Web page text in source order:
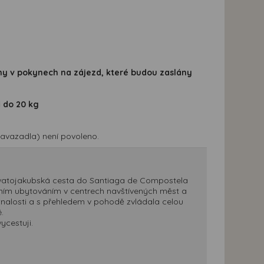
v pokynech na zájezd, které budou zaslány
20 kg
není povoleno.
cesta do Santiaga de Compostela
ubytováním v centrech navštívených měst a
a s přehledem v pohodě zvládala celou